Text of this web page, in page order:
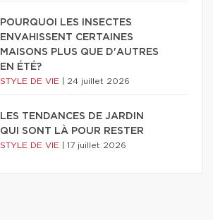
POURQUOI LES INSECTES
ENVAHISSENT CERTAINES
MAISONS PLUS QUE D'AUTRES
EN ÉTÉ?
STYLE DE VIE 24 juillet 2026
LES TENDANCES DE JARDIN
QUI SONT LÀ POUR RESTER
STYLE DE VIE 17 juillet 2026